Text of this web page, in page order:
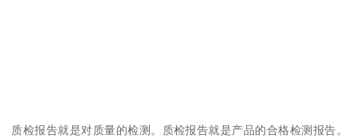
质检报告就是对质量的检测。质检报告就是产品的合格检测报告。